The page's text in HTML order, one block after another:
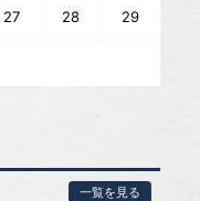
27 28 29
一覧を見る